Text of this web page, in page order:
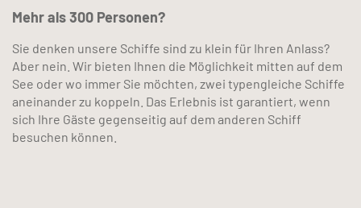
Mehr als 300 Personen?
Sie denken unsere Schiffe sind zu klein für Ihren Anlass?
Aber nein. Wir bieten Ihnen die Möglichkeit mitten auf dem
See oder wo immer Sie möchten, zwei typengleiche Schiffe
aneinander zu koppeln. Das Erlebnis ist garantiert, wenn
sich Ihre Gäste gegenseitig auf dem anderen Schiff
besuchen können.